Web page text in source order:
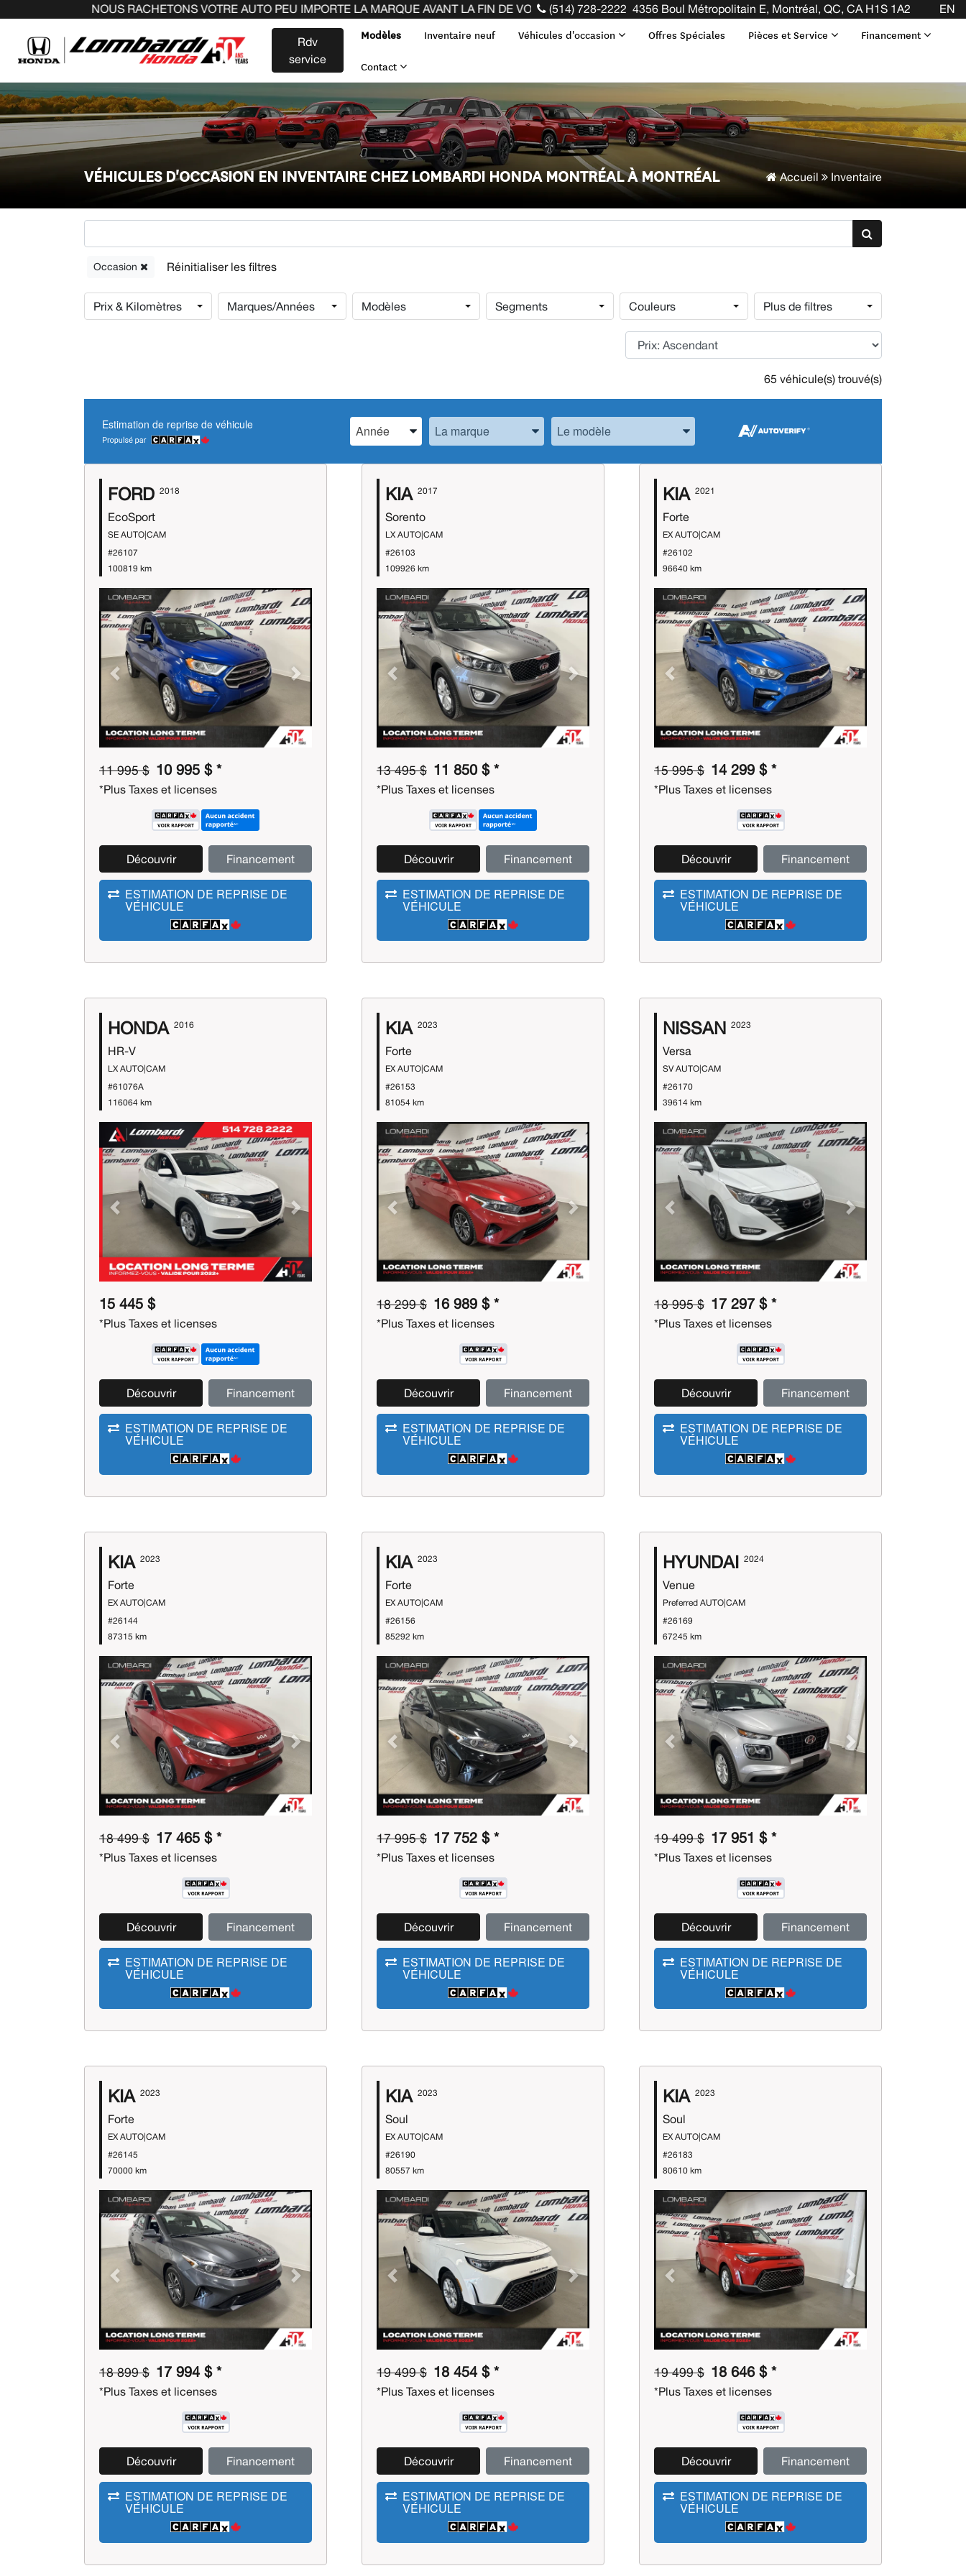
NOUS RACHETONS VOTRE AUTO PEU IMPORTE LA MARQUE AVANT LA FIN DE VOTRE BAIL ! CLIQUEZ ICI(514) 728-2222 4356 Boul Métropolitain E, Montréal, QC, CA H1S 1A2 EN
Rdv
service
Modèles Inventaire neuf Véhicules d'occasion Offres Spéciales Pièces et Service Financement
Contact
Accueil Inventaire
VÉHICULES D'OCCASION EN INVENTAIRE CHEZ LOMBARDI HONDA MONTRÉAL À MONTRÉAL
Occasion
Prix & Kilomètres Marques/Années Modèles Segments Couleurs Plus de filtres
65 véhicule(s) trouvé(s)
Estimation de reprise de véhicule Spécifiez l’Année, la Marque et le Modèle
Spécifiez l’Année, la Marque et le ModèleSpécifiez l’Année, la Marque et le Modèle
FORD 2018
EcoSport
SE AUTO|CAM
#26107
100819 km
Previous Next
11 995 $ 10 995 $ *
*Plus Taxes et licenses
Découvrir Financement
ESTIMATION DE REPRISE DE
VÉHICULE
KIA 2017
Sorento
LX AUTO|CAM
#26103
109926 km
Previous Next
13 495 $ 11 850 $ *
*Plus Taxes et licenses
Découvrir Financement
ESTIMATION DE REPRISE DE
VÉHICULE
KIA 2021
Forte
EX AUTO|CAM
#26102
96640 km
Previous Next
15 995 $ 14 299 $ *
*Plus Taxes et licenses
Découvrir Financement
ESTIMATION DE REPRISE DE
VÉHICULE
HONDA 2016
HR-V
LX AUTO|CAM
#61076A
116064 km
Previous Next
15 445 $
*Plus Taxes et licenses
Découvrir Financement
ESTIMATION DE REPRISE DE
VÉHICULE
KIA 2023
Forte
EX AUTO|CAM
#26153
81054 km
Previous Next
18 299 $ 16 989 $ *
*Plus Taxes et licenses
Découvrir Financement
ESTIMATION DE REPRISE DE
VÉHICULE
NISSAN 2023
Versa
SV AUTO|CAM
#26170
39614 km
Previous Next
18 995 $ 17 297 $ *
*Plus Taxes et licenses
Découvrir Financement
ESTIMATION DE REPRISE DE
VÉHICULE
KIA 2023
Forte
EX AUTO|CAM
#26144
87315 km
Previous Next
18 499 $ 17 465 $ *
*Plus Taxes et licenses
Découvrir Financement
ESTIMATION DE REPRISE DE
VÉHICULE
KIA 2023
Forte
EX AUTO|CAM
#26156
85292 km
Previous Next
17 995 $ 17 752 $ *
*Plus Taxes et licenses
Découvrir Financement
ESTIMATION DE REPRISE DE
VÉHICULE
HYUNDAI 2024
Venue
Preferred AUTO|CAM
#26169
67245 km
Previous Next
19 499 $ 17 951 $ *
*Plus Taxes et licenses
Découvrir Financement
ESTIMATION DE REPRISE DE
VÉHICULE
KIA 2023
Forte
EX AUTO|CAM
#26145
70000 km
Previous Next
18 899 $ 17 994 $ *
*Plus Taxes et licenses
Découvrir Financement
ESTIMATION DE REPRISE DE
VÉHICULE
KIA 2023
Soul
EX AUTO|CAM
#26190
80557 km
Previous Next
19 499 $ 18 454 $ *
*Plus Taxes et licenses
Découvrir Financement
ESTIMATION DE REPRISE DE
VÉHICULE
KIA 2023
Soul
EX AUTO|CAM
#26183
80610 km
Previous Next
19 499 $ 18 646 $ *
*Plus Taxes et licenses
Découvrir Financement
ESTIMATION DE REPRISE DE
VÉHICULE